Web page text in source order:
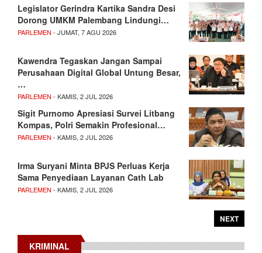
Legislator Gerindra Kartika Sandra Desi
Dorong UMKM Palembang Lindungi…
PARLEMEN - JUMAT, 7 AGU 2026
Kawendra Tegaskan Jangan Sampai
Perusahaan Digital Global Untung Besar,
…
PARLEMEN - KAMIS, 2 JUL 2026
Sigit Purnomo Apresiasi Survei Litbang
Kompas, Polri Semakin Profesional…
PARLEMEN - KAMIS, 2 JUL 2026
Irma Suryani Minta BPJS Perluas Kerja
Sama Penyediaan Layanan Cath Lab
PARLEMEN - KAMIS, 2 JUL 2026
NEXT
KRIMINAL